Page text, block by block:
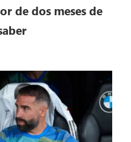
de dos meses de